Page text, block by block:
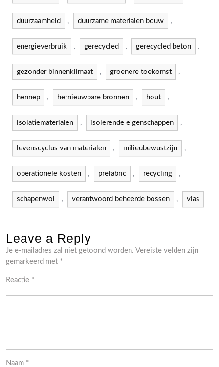
duurzaamheid , duurzame materialen bouw ,
energieverbruik , gerecycled , gerecycled beton ,
gezonder binnenklimaat , groenere toekomst ,
hennep , hernieuwbare bronnen , hout ,
isolatiematerialen , isolerende eigenschappen ,
levenscyclus van materialen , milieubewustzijn ,
operationele kosten , prefabric , recycling ,
schapenwol , verantwoord beheerde bossen , vlas
Leave a Reply
Je e-mailadres zal niet getoond worden. Vereiste velden zijn
gemarkeerd met *
Reactie *
Naam *